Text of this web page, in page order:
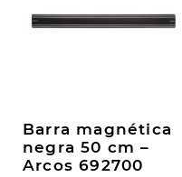
Barra magnética
negra 50 cm –
Arcos 692700